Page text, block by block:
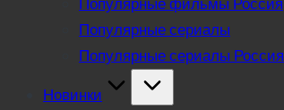
Популярные сериалы
Популярные сериалы Россия
Новинки